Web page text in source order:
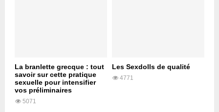
La branlette grecque : tout
savoir sur cette pratique
sexuelle pour intensifier
vos préliminaires
5071
Les Sexdolls de qualité
4771